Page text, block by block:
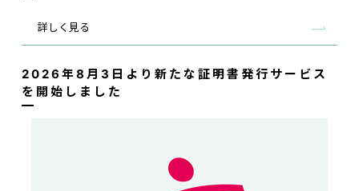
詳しく見る
2026年8月3日より新たな証明書発行サービス
を開始しました